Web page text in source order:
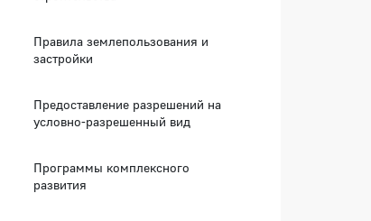
Правила землепользования и
застройки
Предоставление разрешений на
условно-разрешенный вид
Программы комплексного
развития